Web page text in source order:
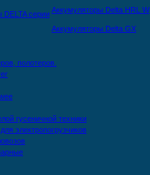
DELTA серии Аккумуляторы Delta HRL W
Аккумуляторы Delta GX
полотеров.
гусеничной техники
электропогрузчиков